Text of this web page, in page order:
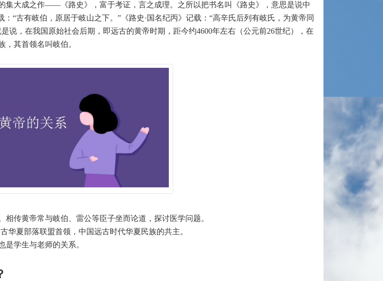
集大成之作——《路史》，富于考证，言之成理。之所以把书名叫《路史》，意思是说中
：“古有岐伯，原居于岐山之下。”《路史·国名纪丙》记载：“高辛氏后列有岐氏，为黄帝同
说，在我国原始社会后期，即远古的黄帝时期，距今约4600年左右（公元前26世纪），在
，其首领名叫岐伯。
相传黄帝常与岐伯、雷公等臣子坐而论道，探讨医学问题。
华夏部落联盟首领，中国远古时代华夏民族的共主。
是学生与老师的关系。